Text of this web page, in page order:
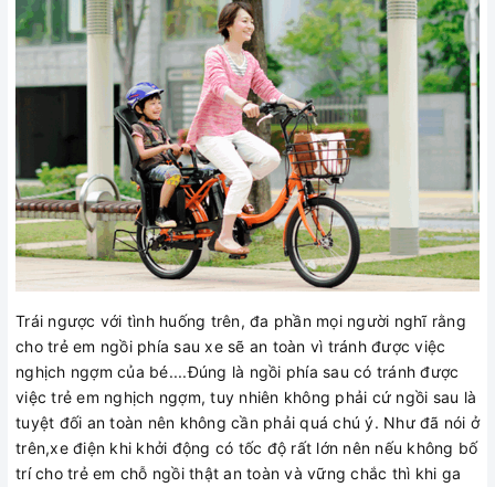
Trái ngược với tình huống trên, đa phần mọi người nghĩ rằng
cho trẻ em ngồi phía sau xe sẽ an toàn vì tránh được việc
nghịch ngợm của bé....Đúng là ngồi phía sau có tránh được
việc trẻ em nghịch ngợm, tuy nhiên không phải cứ ngồi sau là
tuyệt đối an toàn nên không cần phải quá chú ý. Như đã nói ở
trên,xe điện khi khởi động có tốc độ rất lớn nên nếu không bố
trí cho trẻ em chỗ ngồi thật an toàn và vững chắc thì khi ga